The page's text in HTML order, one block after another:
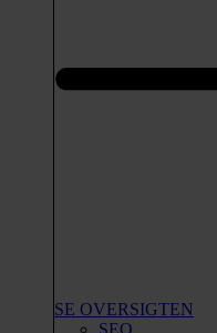
SE OVERSIGTEN
SEO